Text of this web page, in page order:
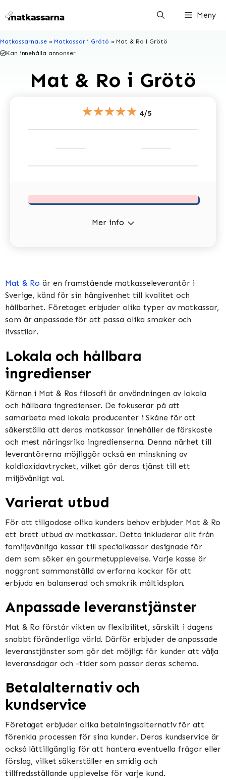
till
Meny
Matkassarna.se» Matkassar i Grötö » Mat & Ro i Grötö
Kan innehålla annonser
Mat & Ro i Grötö
★★★★★ 4/5
Mer info
Mat & Ro är en framstående matkasseleverantör i
Sverige, känd för sin hängivenhet till kvalitet och
hållbarhet. Företaget erbjuder olika typer av matkassar,
som är anpassade för att passa olika smaker och
livsstilar.
Lokala och hållbara
ingredienser
Kärnan i Mat & Ros filosofi är användningen av lokala
och hållbara ingredienser. De fokuserar på att
samarbeta med lokala producenter i Skåne för att
säkerställa att deras matkassar innehåller de färskaste
och mest näringsrika ingredienserna. Denna närhet till
leverantörerna möjliggör också en minskning av
koldioxidavtrycket, vilket gör deras tjänst till ett
miljövänligt val.
Varierat utbud
För att tillgodose olika kunders behov erbjuder Mat & Ro
ett brett utbud av matkassar. Detta inkluderar allt från
familjevänliga kassar till specialkassar designade för
dem som söker en gourmetupplevelse. Varje kasse är
noggrant sammanställd av erfarna kockar för att
erbjuda en balanserad och smakrik måltidsplan.
Anpassade leveranstjänster
Mat & Ro förstår vikten av flexibilitet, särskilt i dagens
snabbt föränderliga värld. Därför erbjuder de anpassade
leveranstjänster som gör det möjligt för kunder att välja
leveransdagar och -tider som passar deras schema.
Betalalternativ och
kundservice
Företaget erbjuder olika betalningsalternativ för att
förenkla processen för sina kunder. Deras kundservice är
också lättillgänglig för att hantera eventuella frågor eller
förslag, vilket säkerställer en smidig och
tillfredsställande upplevelse för varje kund.